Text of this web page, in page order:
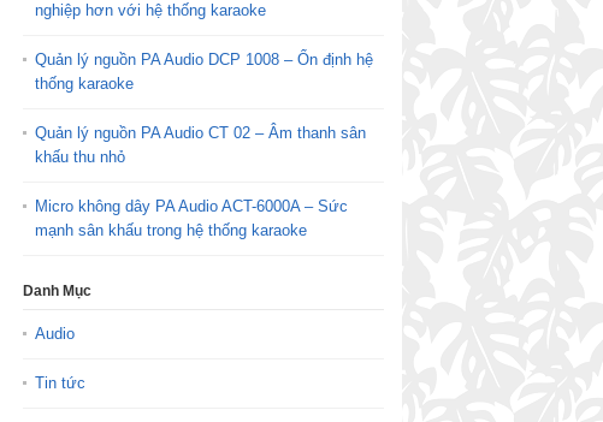
nghiệp hơn với hệ thống karaoke
Quản lý nguồn PA Audio DCP 1008 – Ổn định hệ
thống karaoke
Quản lý nguồn PA Audio CT 02 – Âm thanh sân
khấu thu nhỏ
Micro không dây PA Audio ACT-6000A – Sức
mạnh sân khấu trong hệ thống karaoke
Danh Mục
Audio
Tin tức